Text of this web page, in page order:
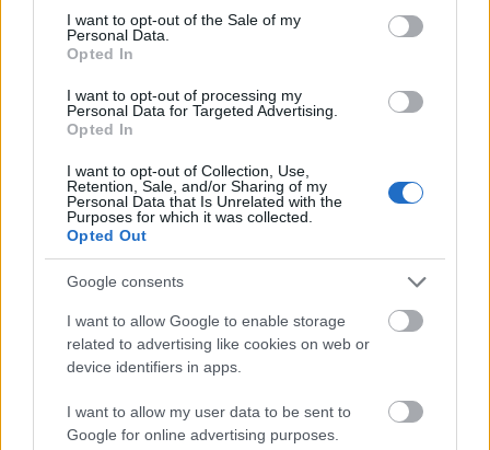
consent section.
I want to opt-out of the Sale of my
Personal Data.
Opted In
I want to opt-out of processing my
Personal Data for Targeted Advertising.
Opted In
I want to opt-out of Collection, Use,
Retention, Sale, and/or Sharing of my
Personal Data that Is Unrelated with the
Purposes for which it was collected.
Opted Out
Google consents
I want to allow Google to enable storage
related to advertising like cookies on web or
device identifiers in apps.
I want to allow my user data to be sent to
Google for online advertising purposes.